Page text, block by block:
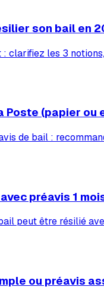
son bail en
clarifiez les 3
Poste (papier ou
de bail :
préavis 1
peut être résilié
ou préavis